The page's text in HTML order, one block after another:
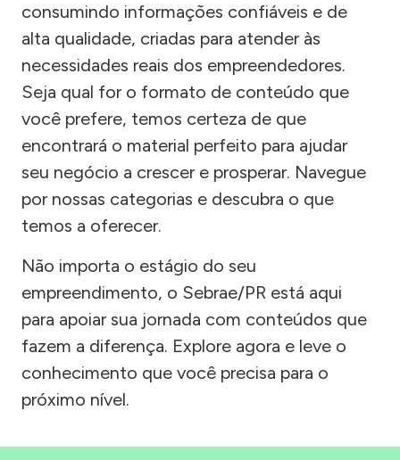
consumindo informações confiáveis e de
alta qualidade, criadas para atender às
necessidades reais dos empreendedores.
Seja qual for o formato de conteúdo que
você prefere, temos certeza de que
encontrará o material perfeito para ajudar
seu negócio a crescer e prosperar. Navegue
por nossas categorias e descubra o que
temos a oferecer.
Não importa o estágio do seu
empreendimento, o Sebrae/PR está aqui
para apoiar sua jornada com conteúdos que
fazem a diferença. Explore agora e leve o
conhecimento que você precisa para o
próximo nível.